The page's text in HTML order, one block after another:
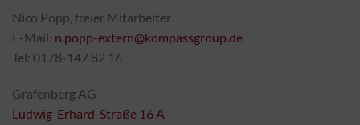
Nico Popp, freier Mitarbeiter
E-Mail: n.popp-extern@kompassgroup.de
Tel: 0178-147 82 16
Grafenberg AG
Ludwig-Erhard-Straße 16 A